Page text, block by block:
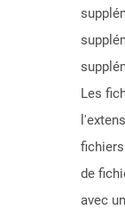
Les
de
avec